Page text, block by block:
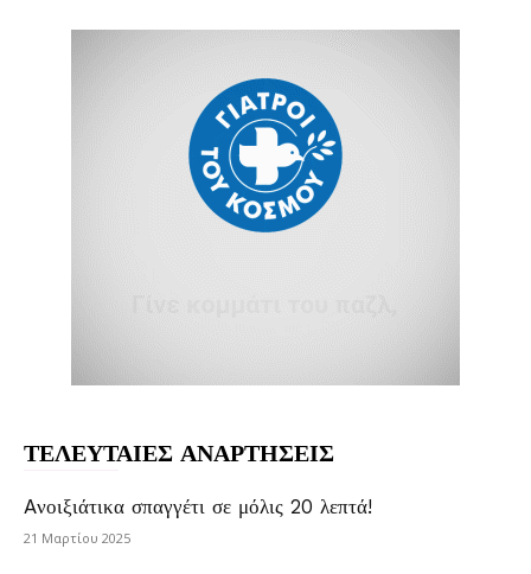
ΤΕΛΕΥΤΑΙΕΣ ΑΝΑΡΤΗΣΕΙΣ
Aνοιξιάτικα σπαγγέτι σε μόλις 20 λεπτά!
21 Μαρτίου 2025